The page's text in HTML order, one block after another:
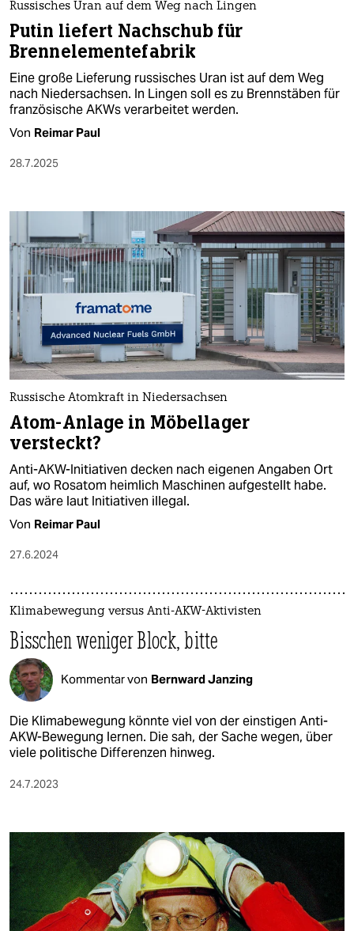
Russisches Uran auf dem Weg nach Lingen
Putin liefert Nachschub für
Brennelementefabrik
Eine große Lieferung russisches Uran ist auf dem Weg
nach Niedersachsen. In Lingen soll es zu Brennstäben für
französische AKWs verarbeitet werden.
Von Reimar Paul
28.7.2025
Russische Atomkraft in Niedersachsen
Atom-Anlage in Möbellager
versteckt?
Anti-AKW-Initiativen decken nach eigenen Angaben Ort
auf, wo Rosatom heimlich Maschinen aufgestellt habe.
Das wäre laut Initiativen illegal.
Von Reimar Paul
27.6.2024
Klimabewegung versus Anti-AKW-Aktivisten
Bisschen weniger Block, bitte
Kommentar von Bernward Janzing
Die Klimabewegung könnte viel von der einstigen Anti-
AKW-Bewegung lernen. Die sah, der Sache wegen, über
viele politische Differenzen hinweg.
24.7.2023